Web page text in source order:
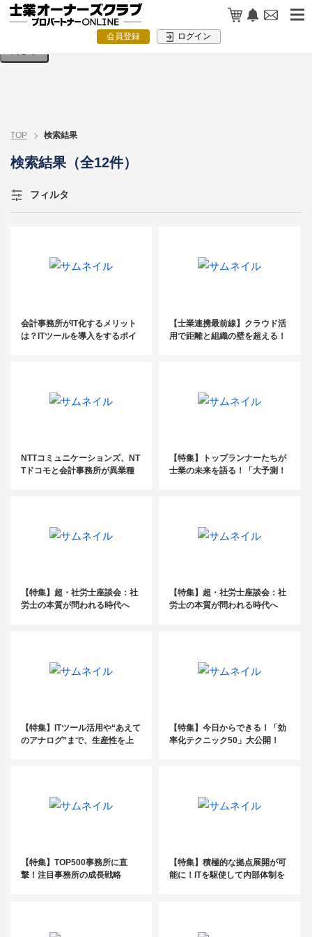
会員登録 ログイン
検索条件を入力してください。
TOP 検索結果
検索結果（全12件）
フィルタ
会計事務所がIT化するメリット
は？ITツールを導入をするポイ
【士業連携最前線】クラウド活
用で距離と組織の壁を超える！
NTTコミュニケーションズ、NT
Tドコモと会計事務所が異業種
【特集】トップランナーたちが
士業の未来を語る！「大予測！
【特集】超・社労士座談会：社
労士の本質が問われる時代へ
【特集】超・社労士座談会：社
労士の本質が問われる時代へ
【特集】ITツール活用や“あえて
のアナログ”まで、生産性を上
【特集】今日からできる！「効
率化テクニック50」大公開！
【特集】TOP500事務所に直
撃！注目事務所の成長戦略
【特集】積極的な拠点展開が可
能に！ITを駆使して内部体制を